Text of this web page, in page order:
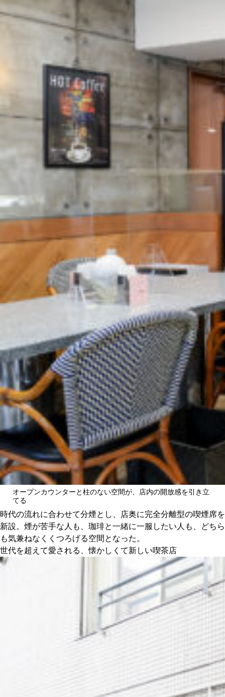
オープンカウンターと柱のない空間が、店内の開放感を引き立
てる
時代の流れに合わせて分煙とし、店奥に完全分離型の喫煙席を
新設。煙が苦手な人も、珈琲と一緒に一服したい人も、どちら
も気兼ねなくくつろげる空間となった。
世代を超えて愛される、懐かしくて新しい喫茶店